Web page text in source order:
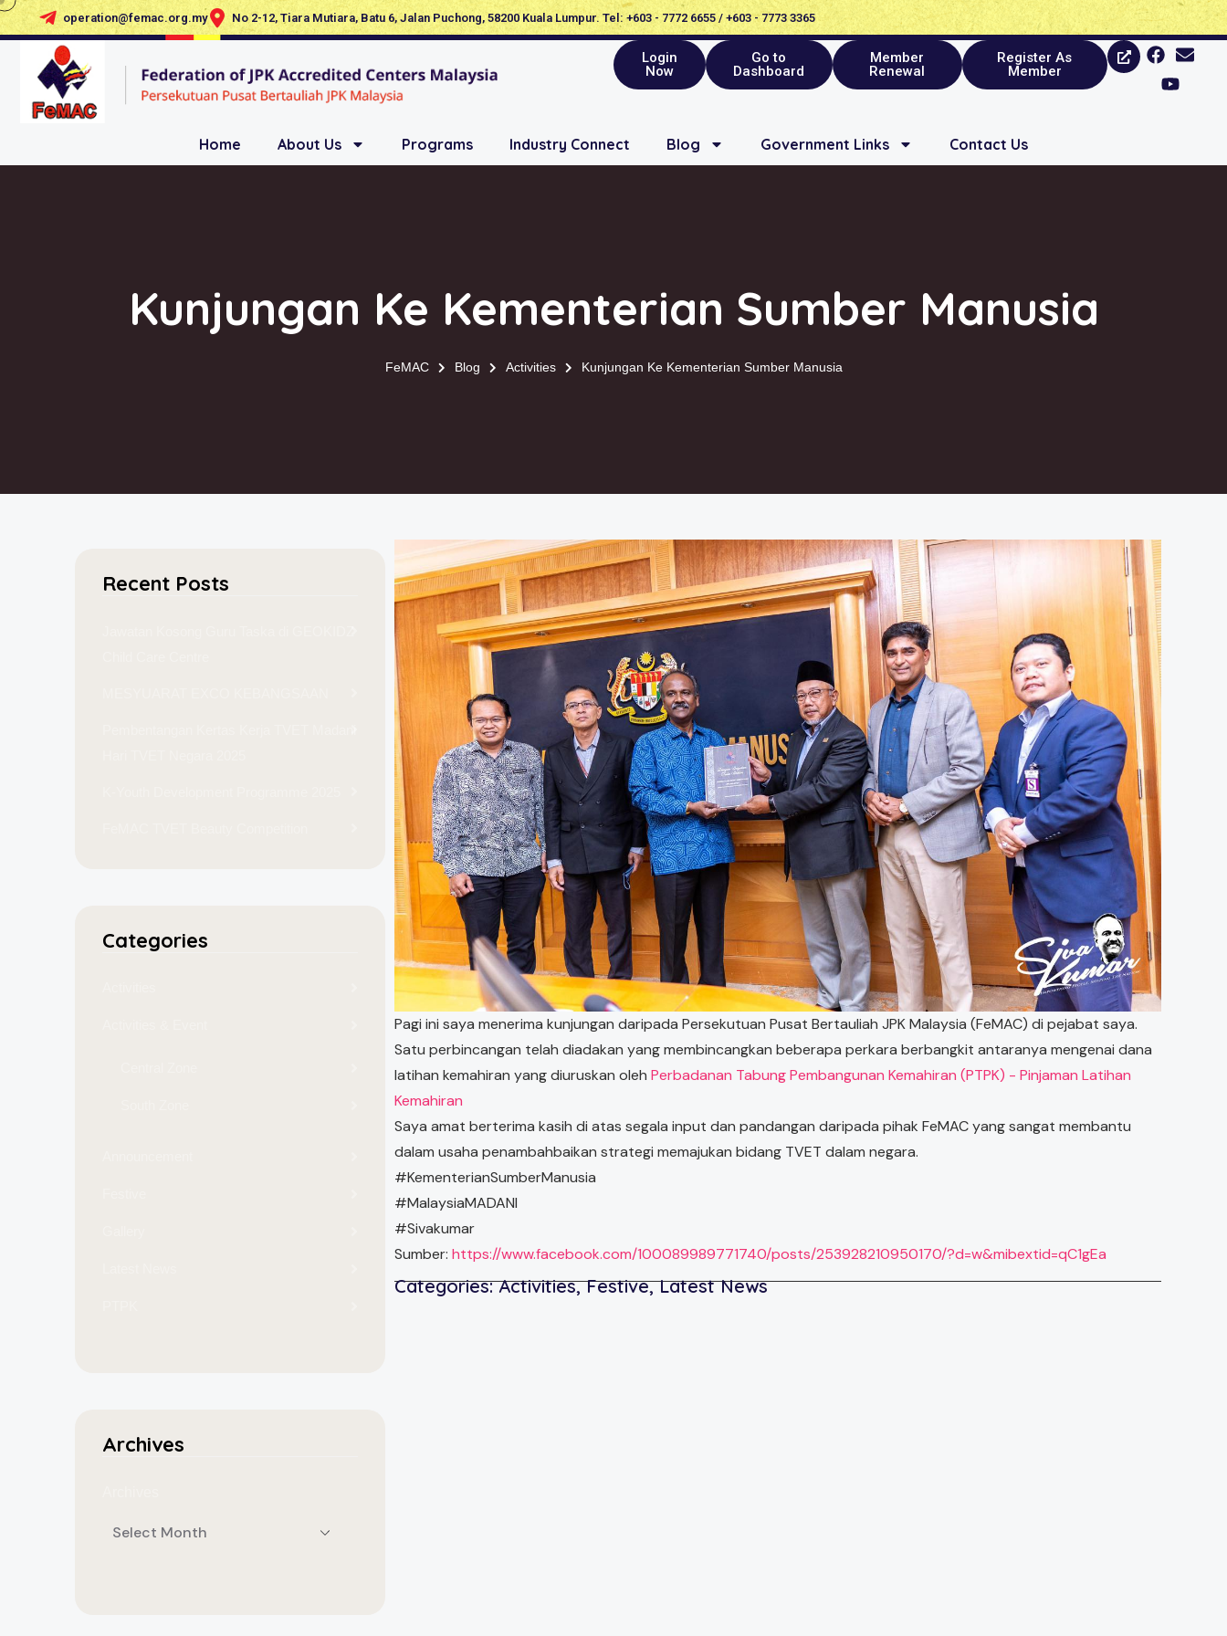
operation@femac.org.my No 2-12, Tiara Mutiara, Batu 6, Jalan Puchong, 58200 Kuala Lumpur. Tel: +603 - 7772 6655 / +603 - 7773 3365
Login
Now
Go to
Dashboard
Member
Renewal
Register As
Member
Home About Us Programs Industry Connect Blog Government Links Contact Us
Kunjungan Ke Kementerian Sumber Manusia
FeMAC Blog Activities Kunjungan Ke Kementerian Sumber Manusia
Recent Posts
Categories
Archives
Pagi ini saya menerima kunjungan daripada Persekutuan Pusat Bertauliah JPK Malaysia (FeMAC) di pejabat saya.
Satu perbincangan telah diadakan yang membincangkan beberapa perkara berbangkit antaranya mengenai dana
latihan kemahiran yang diuruskan oleh Perbadanan Tabung Pembangunan Kemahiran (PTPK) - Pinjaman Latihan
Kemahiran
Saya amat berterima kasih di atas segala input dan pandangan daripada pihak FeMAC yang sangat membantu
dalam usaha penambahbaikan strategi memajukan bidang TVET dalam negara.
#KementerianSumberManusia
#MalaysiaMADANI
#Sivakumar
Sumber: https://www.facebook.com/100089989771740/posts/253928210950170/?d=w&mibextid=qC1gEa
Categories:Activities,Festive,Latest News